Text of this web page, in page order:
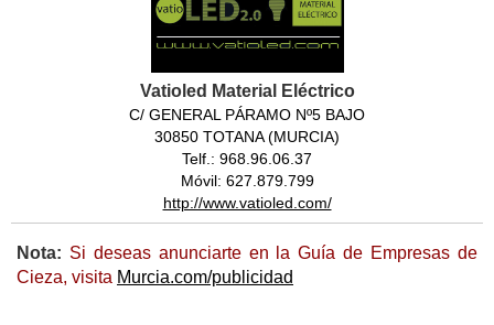
Vatioled Material Eléctrico
C/ GENERAL PÁRAMO Nº5 BAJO
30850 TOTANA (MURCIA)
Telf.: 968.96.06.37
Móvil: 627.879.799
http://www.vatioled.com/
Nota: Si deseas anunciarte en la Guía de Empresas de
Cieza, visita Murcia.com/publicidad